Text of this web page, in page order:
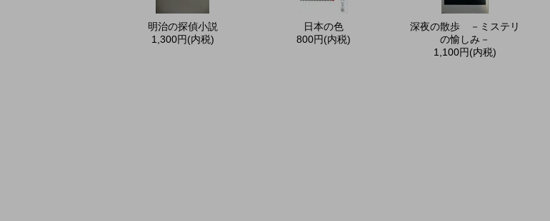
明治の探偵小説
1,300円(内税)
日本の色
800円(内税)
深夜の散歩 －ミステリ
の愉しみ－
1,100円(内税)